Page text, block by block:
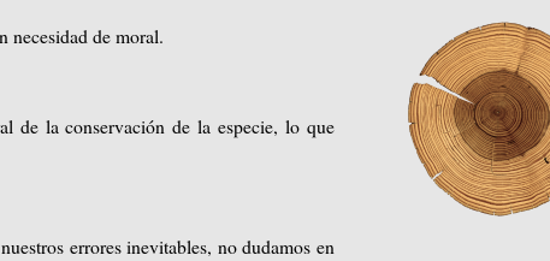
necesidad de moral.
de la conservación de la especie, lo que
errores inevitables, no dudamos en